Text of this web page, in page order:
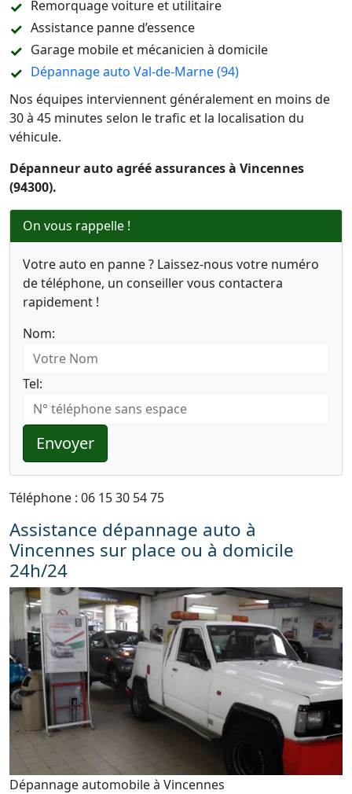
Remorquage voiture et utilitaire
Assistance panne d’essence
Garage mobile et mécanicien à domicile
Dépannage auto Val-de-Marne (94)
Nos équipes interviennent généralement en moins de
30 à 45 minutes selon le trafic et la localisation du
véhicule.
Dépanneur auto agréé assurances à Vincennes
(94300).
On vous rappelle !
Votre auto en panne ? Laissez-nous votre numéro
de téléphone, un conseiller vous contactera
rapidement !
Nom:
Tel:
Envoyer
Téléphone : 06 15 30 54 75
Assistance dépannage auto à
Vincennes sur place ou à domicile
24h/24
Dépannage automobile à Vincennes